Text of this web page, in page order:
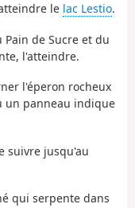
le lac Lestio.
de Sucre et du
l'atteindre.
l'éperon rocheux
un panneau indique
suivre jusqu'au
qui serpente dans